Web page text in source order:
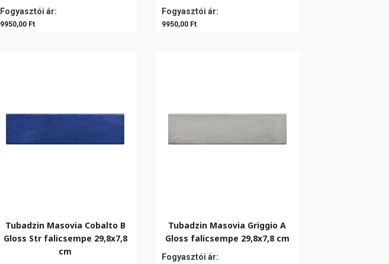
Fogyasztói ár:
9950,00 Ft
Fogyasztói ár:
9950,00 Ft
Tubadzin Masovia Cobalto B
Gloss Str falicsempe 29,8x7,8
cm
Tubadzin Masovia Griggio A
Gloss falicsempe 29,8x7,8 cm
Fogyasztói ár: